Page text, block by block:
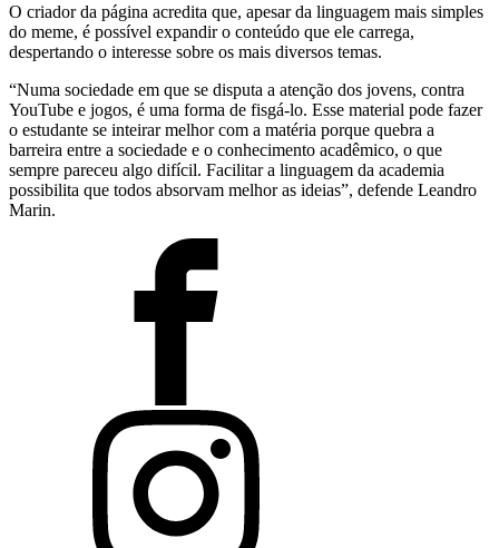
O criador da página acredita que, apesar da linguagem mais simples
do meme, é possível expandir o conteúdo que ele carrega,
despertando o interesse sobre os mais diversos temas.
“Numa sociedade em que se disputa a atenção dos jovens, contra
YouTube e jogos, é uma forma de fisgá-lo. Esse material pode fazer
o estudante se inteirar melhor com a matéria porque quebra a
barreira entre a sociedade e o conhecimento acadêmico, o que
sempre pareceu algo difícil. Facilitar a linguagem da academia
possibilita que todos absorvam melhor as ideias”, defende Leandro
Marin.